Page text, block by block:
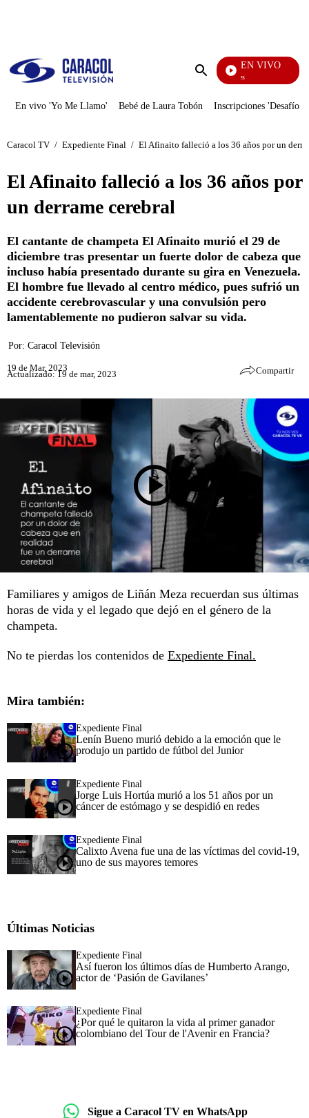
Enviar
EN VIVO
Sábados Felices
En vivo 'Yo Me Llamo' Bebé de Laura Tobón Inscripciones 'Desafío'
Caracol TV / Expediente Final / El Afinaito falleció a los 36 años por un
El Afinaito falleció a los 36 años por
un derrame cerebral
El cantante de champeta El Afinaito murió el 29 de
diciembre tras presentar un fuerte dolor de cabeza que
incluso había presentado durante su gira en Venezuela.
El hombre fue llevado al centro médico, pues sufrió un
accidente cerebrovascular y una convulsión pero
lamentablemente no pudieron salvar su vida.
Por: Caracol Televisión
19 de Mar, 2023
Actualizado: 19 de mar, 2023 Compartir
Familiares y amigos de Liñán Meza recuerdan sus últimas
horas de vida y el legado que dejó en el género de la
champeta.
No te pierdas los contenidos de Expediente Final.
Mira también:
Expediente Final
Lenín Bueno murió debido a la emoción que le
produjo un partido de fútbol del Junior
Expediente Final
Jorge Luis Hortúa murió a los 51 años por un
cáncer de estómago y se despidió en redes
Expediente Final
Calixto Avena fue una de las víctimas del covid-19,
uno de sus mayores temores
Últimas Noticias
Expediente Final
Así fueron los últimos días de Humberto Arango,
actor de ‘Pasión de Gavilanes’
Expediente Final
¿Por qué le quitaron la vida al primer ganador
colombiano del Tour de l'Avenir en Francia?
Sigue a Caracol TV en WhatsApp